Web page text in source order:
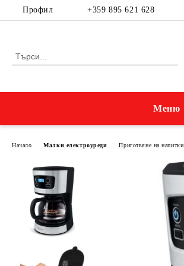
Профил +359 895 621 628
Меню
Начало Малки електроуреди Приготвяне на напитки